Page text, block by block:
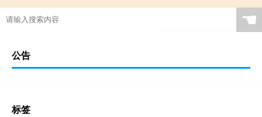
☚
公告
标签